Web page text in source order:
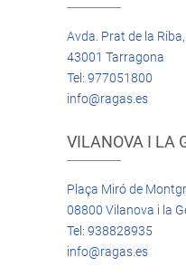
Avda. Prat de la
43001 Tarragona
Tel: 977051800
info@ragas.es
VILANOVA I LA
Plaça Miró de
08800 Vilanova i la
Tel: 938828935
info@ragas.es